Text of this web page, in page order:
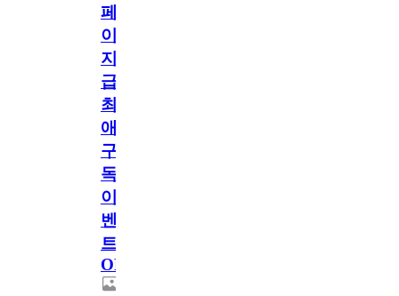
페
이
지
급!
최
애
구
독
이
벤
트
OPEN!